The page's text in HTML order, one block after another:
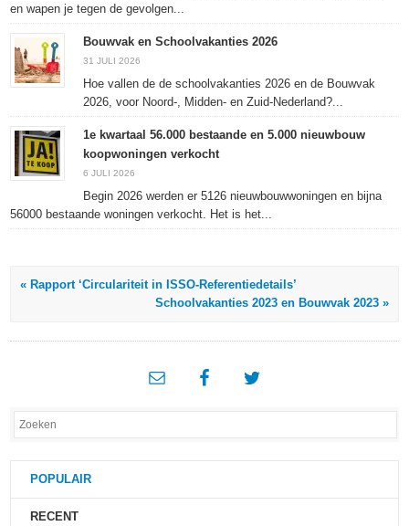
en wapen je tegen de gevolgen...
Bouwvak en Schoolvakanties 2026
31 JULI 2026
Hoe vallen de de schoolvakanties 2026 en de Bouwvak
2026, voor Noord-, Midden- en Zuid-Nederland?...
1e kwartaal 56.000 bestaande en 5.000 nieuwbouw
koopwoningen verkocht
6 JULI 2026
Begin 2026 werden er 5126 nieuwbouwwoningen en bijna
56000 bestaande woningen verkocht. Het is het...
« Rapport ‘Circulariteit in ISSO-Referentiedetails’
Schoolvakanties 2023 en Bouwvak 2023 »
POPULAIR
RECENT